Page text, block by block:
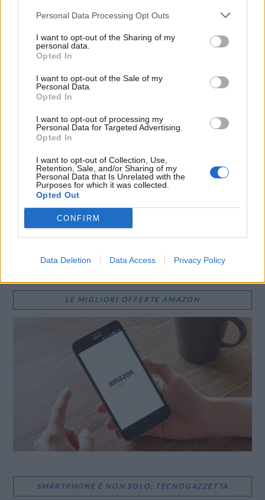
Personal Data Processing Opt Outs
I want to opt-out of the Sharing of my
personal data.
Opted In
I want to opt-out of the Sale of my
Personal Data.
Opted In
I want to opt-out of processing my
Personal Data for Targeted Advertising.
Opted In
I want to opt-out of Collection, Use,
Retention, Sale, and/or Sharing of my
Personal Data that Is Unrelated with the
Purposes for which it was collected.
Opted Out
CONFIRM
Data Deletion Data Access Privacy Policy
E-mail LinkedIn Facebook
X
WhatsApp Stampa
LE MIGLIORI OFFERTE AMAZON
SMARTPHONE E NON SOLO: TECNOGAZZETTA